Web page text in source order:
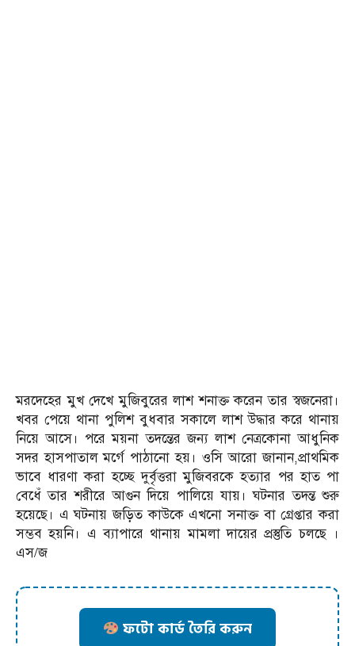
মরদেহের মুখ দেখে মুজিবুরের লাশ শনাক্ত করেন তার স্বজনেরা।
খবর পেয়ে থানা পুলিশ বুধবার সকালে লাশ উদ্ধার করে থানায়
নিয়ে আসে। পরে ময়না তদন্তের জন্য লাশ নেত্রকোনা আধুনিক
সদর হাসপাতাল মর্গে পাঠানো হয়। ওসি আরো জানান,প্রাথমিক
ভাবে ধারণা করা হচ্ছে দুর্বৃত্তরা মুজিবরকে হত্যার পর হাত পা
বেধেঁ তার শরীরে আগুন দিয়ে পালিয়ে যায়। ঘটনার তদন্ত শুরু
হয়েছে। এ ঘটনায় জড়িত কাউকে এখনো সনাক্ত বা গ্রেপ্তার করা
সম্ভব হয়নি। এ ব্যাপারে থানায় মামলা দায়ের প্রস্তুতি চলছে ।
এস/জ
ফটো কার্ড তৈরি করুন